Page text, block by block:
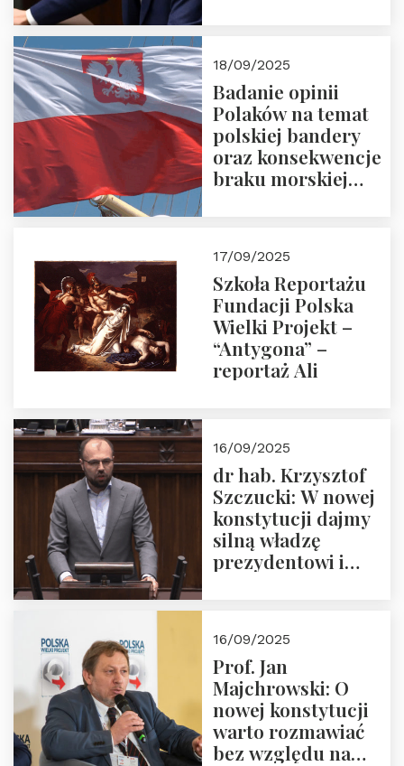
18/09/2025
Badanie opinii
Polaków na temat
polskiej bandery
oraz konsekwencje
braku morskiej
17/09/2025
Szkoła Reportażu
Fundacji Polska
Wielki Projekt –
“Antygona” –
reportaż Ali
16/09/2025
dr hab. Krzysztof
Szczucki: W nowej
konstytucji dajmy
silną władzę
prezydentowi i
16/09/2025
Prof. Jan
Majchrowski: O
nowej konstytucji
warto rozmawiać
bez względu na